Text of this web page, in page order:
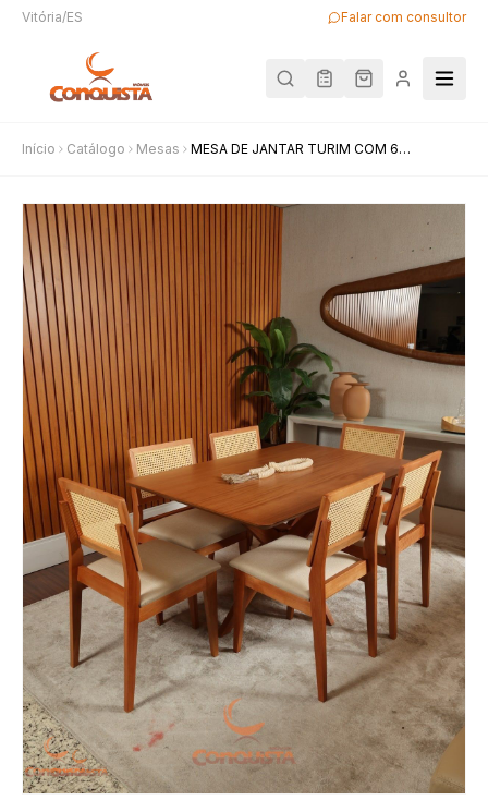
Vitória/ES Falar com consultor
Início Catálogo Mesas
MESA DE JANTAR TURIM COM 6